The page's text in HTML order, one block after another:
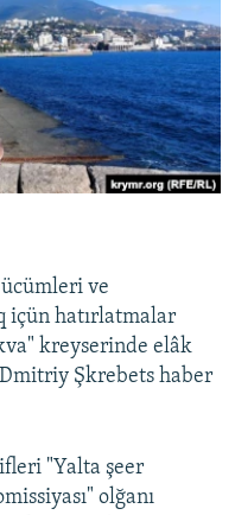
ve
içün hatırlatmalar
kreyserinde elâk
Şkrebets haber
"Yalta şeer
olğanı